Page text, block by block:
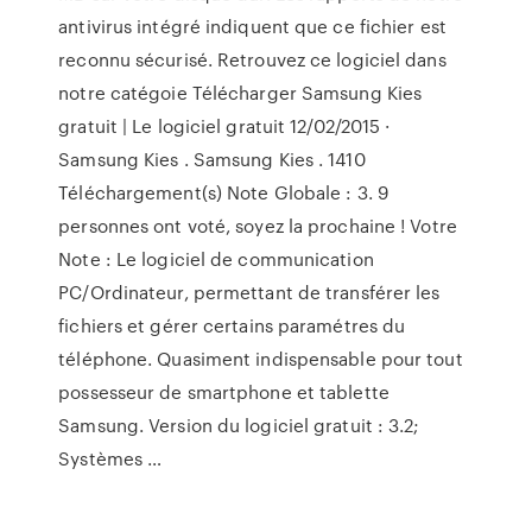
antivirus intégré indiquent que ce fichier est
reconnu sécurisé. Retrouvez ce logiciel dans
notre catégoie Télécharger Samsung Kies
gratuit | Le logiciel gratuit 12/02/2015 ·
Samsung Kies . Samsung Kies . 1410
Téléchargement(s) Note Globale : 3. 9
personnes ont voté, soyez la prochaine ! Votre
Note : Le logiciel de communication
PC/Ordinateur, permettant de transférer les
fichiers et gérer certains paramétres du
téléphone. Quasiment indispensable pour tout
possesseur de smartphone et tablette
Samsung. Version du logiciel gratuit : 3.2;
Systèmes …